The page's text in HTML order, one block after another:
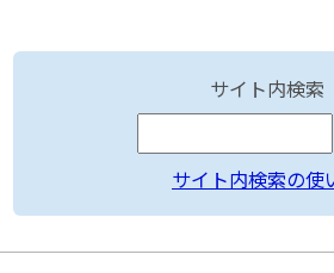
サイト内検索
サイト内検索の使